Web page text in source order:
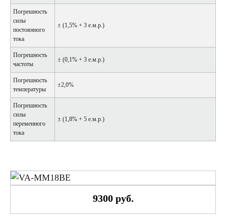
Погрешность
силы
постоянного
тока
± (1,5% + 3 е.м.р.)
Погрешность
частоты
± (0,1% + 3 е.м.р.)
Погрешность
температуры
±2,0%
Погрешность
силы
переменного
тока
± (1,8% + 5 е.м.р.)
9300 руб.